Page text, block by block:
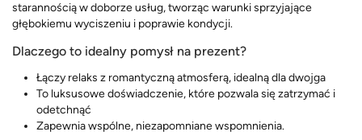
starannością w doborze usług, tworząc warunki sprzyjające
głębokiemu wyciszeniu i poprawie kondycji.
Dlaczego to idealny pomysł na prezent?
Łączy relaks z romantyczną atmosferą, idealną dla dwojga
To luksusowe doświadczenie, które pozwala się zatrzymać i
odetchnąć
Zapewnia wspólne, niezapomniane wspomnienia.